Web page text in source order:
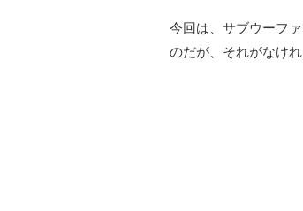
今回は、サブウーフ
のだが、それがなけ